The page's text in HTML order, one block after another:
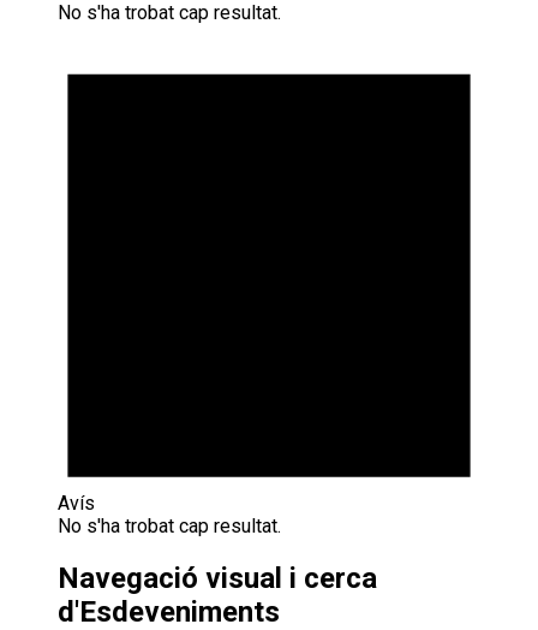
No s'ha trobat cap resultat.
Avís
No s'ha trobat cap resultat.
Navegació visual i cerca
d'Esdeveniments